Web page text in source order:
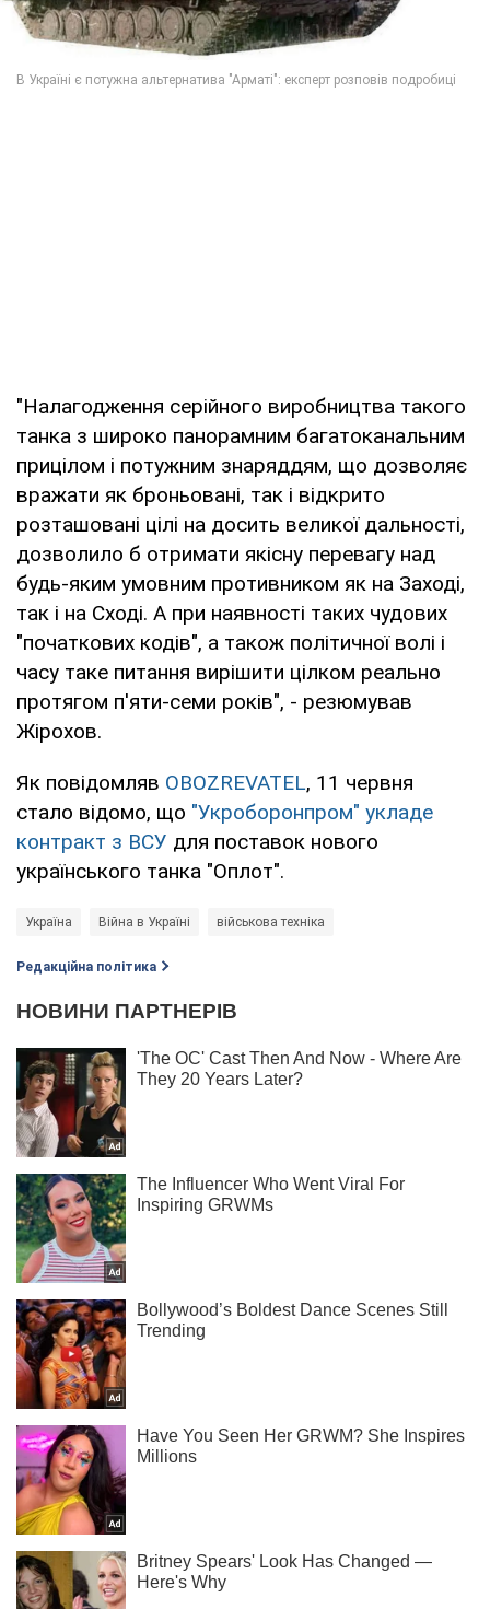
"Налагодження серійного виробництва такого
танка з широко панорамним багатоканальним
прицілом і потужним знаряддям, що дозволяє
вражати як броньовані, так і відкрито
розташовані цілі на досить великої дальності,
дозволило б отримати якісну перевагу над
будь-яким умовним противником як на Заході,
так і на Сході. А при наявності таких чудових
"початкових кодів", а також політичної волі і
часу таке питання вирішити цілком реально
протягом п'яти-семи років", - резюмував
Жірохов.
Як повідомляв OBOZREVATEL, 11 червня
стало відомо, що "Укроборонпром" укладе
контракт з ВСУ для поставок нового
українського танка "Оплот".
Україна Війна в Україні військова техніка
Редакційна політика